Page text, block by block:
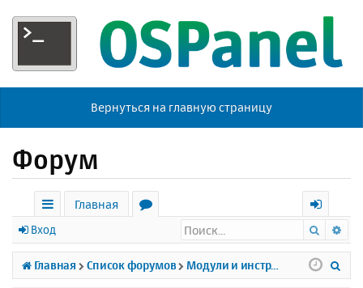
Вернуться на главную страницу
Форум
с
ы
л
Главная
р
у
х
о
д
Вход Поиск
Главная Список форумов Модули и инструменты